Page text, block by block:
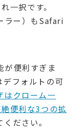
一択です。
ラー）もSafari
が便利すぎま
フォルトの可
はクローム一
便利な3つの拡
ださい。